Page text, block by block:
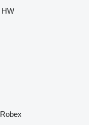
HW
Robex